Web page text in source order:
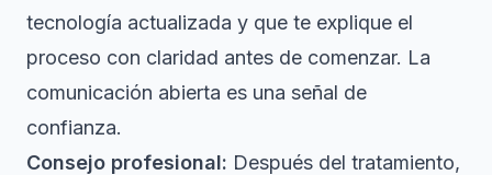
tecnología actualizada y que te explique el
proceso con claridad antes de comenzar. La
comunicación abierta es una señal de
confianza.
Consejo profesional: Después del tratamiento,